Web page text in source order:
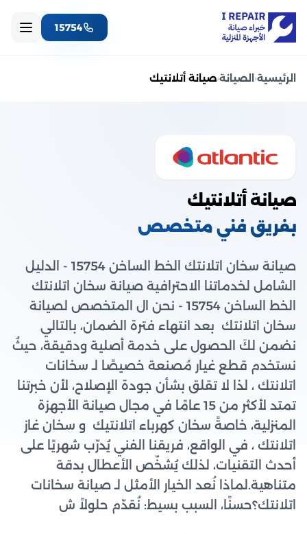
15754
الرئيسية‹ الصيانة‹صيانة أتلانتيك
صيانة أتلانتيك
بفريق فني متخصص
صيانة سخان اتلانتك الخط الساخن 15754 ​- الدليل
الشامل لخدماتنا الاحترافية صيانة سخان اتلانتك
الخط الساخن 15754 ​- نحن ال المتخصص لصيانة
سخان اتلانتك ​ بعد انتهاء فترة الضمان، بالتالي
نضمن لكَ الحصول على خدمة أصلية ودقيقة، حيثُ
نستخدم قطع غيار مُصنعة خصيصًا لـ سخانات
اتلانتك ​، لذا لا تقلق بشأن جودة الإصلاح، لأن خبرتنا
تمتد لأكثر من 15 عامًا في مجال صيانة الأجهزة
المنزلية، خاصةً سخان كهرباء اتلانتيك ​ و سخان غاز
اتلانتك ​، في الواقع، فريقنا الفني يُدرّب شهريًا على
أحدث التقنيات، لذلك يُشخّص الأعطال بدقة
متناهية.لماذا نُعد الخيار الأمثل لـ صيانة سخانات
اتلانتك​؟حسنًا، السبب بسيط: نُقدّم حلولاً ش